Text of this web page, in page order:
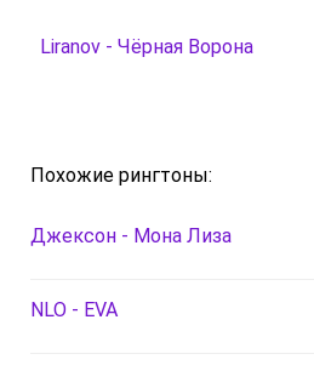
Liranov - Чёрная Ворона
Похожие рингтоны:
Джексон - Мона Лиза
NLO - EVA